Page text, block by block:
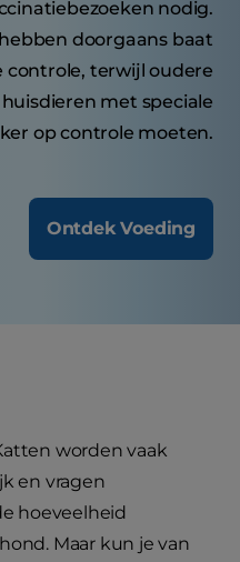
nodig.
doorgaans baat
controle, terwijl oudere
met speciale
op controle moeten.
Ontdek Voeding
worden vaak
en vragen
hoeveelheid
Maar kun je van